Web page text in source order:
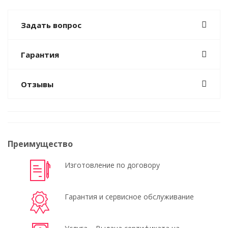
Задать вопрос
Гарантия
Отзывы
Преимущество
Изготовление по договору
Гарантия и сервисное обслуживание